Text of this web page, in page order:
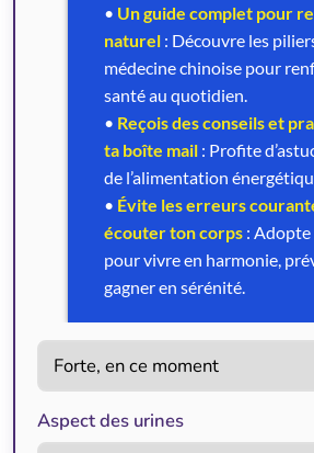
Aspect des urines